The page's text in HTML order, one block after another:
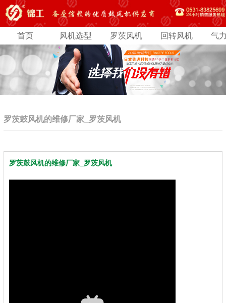
首页 风机选型 罗茨风机 回转风机 气
罗茨鼓风机的维修厂家_罗茨风机
罗茨鼓风机的维修厂家_罗茨风机